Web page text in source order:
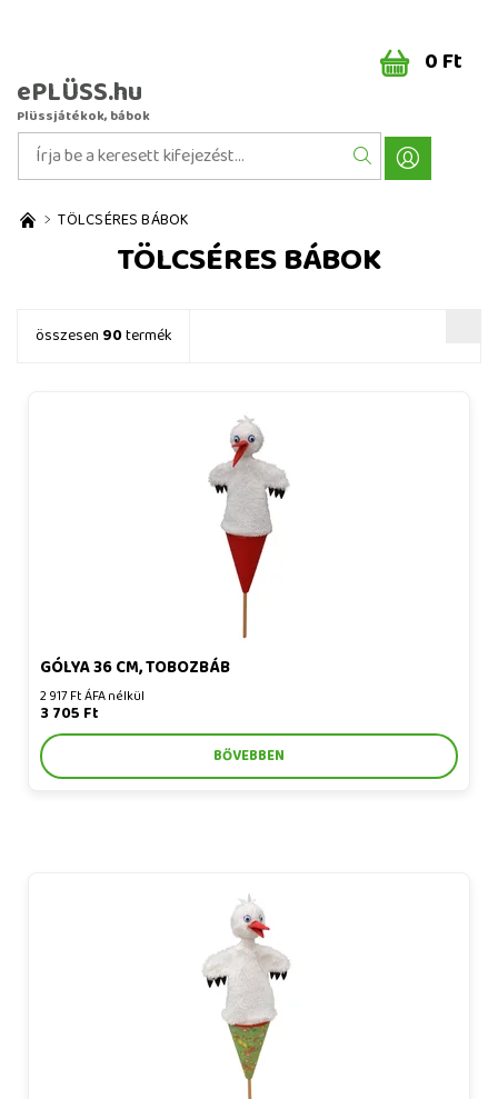
ePLÜSS.hu
Plüssjátékok, bábok
0 Ft
TÖLCSÉRES BÁBOK
TÖLCSÉRES BÁBOK
összesen 90termék
GÓLYA 36 CM, TOBOZBÁB
2 917 Ft ÁFA nélkül
3 705 Ft
BŐVEBBEN